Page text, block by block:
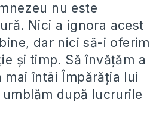
nu este
Nici a ignora acest
dar nici să-i oferim
și timp. Să învățăm a
mai întâi Împărăția lui
după lucrurile